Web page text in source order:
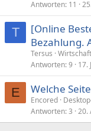
Antworten 11
T
[Online
Bezahlung.
Tersus
Antworten 9 17.
E Welche
Encored
Antworten 3 20.